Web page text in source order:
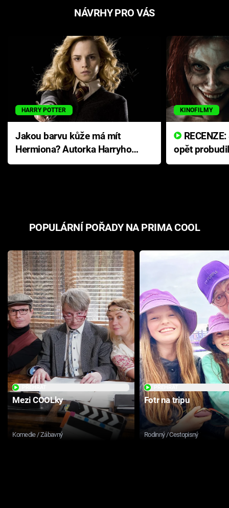
NÁVRHY PRO VÁS
HARRY POTTER
Jakou barvu kůže má mít
Hermiona? Autorka Harryho
Pottera přišla s ráznou
KINOFILMY
opět
přichází s
POPULÁRNÍ POŘADY NA PRIMA COOL
Mezi COOLky
Komedie / Zábavný
Fotr na tripu
Rodinný / Cestopisný